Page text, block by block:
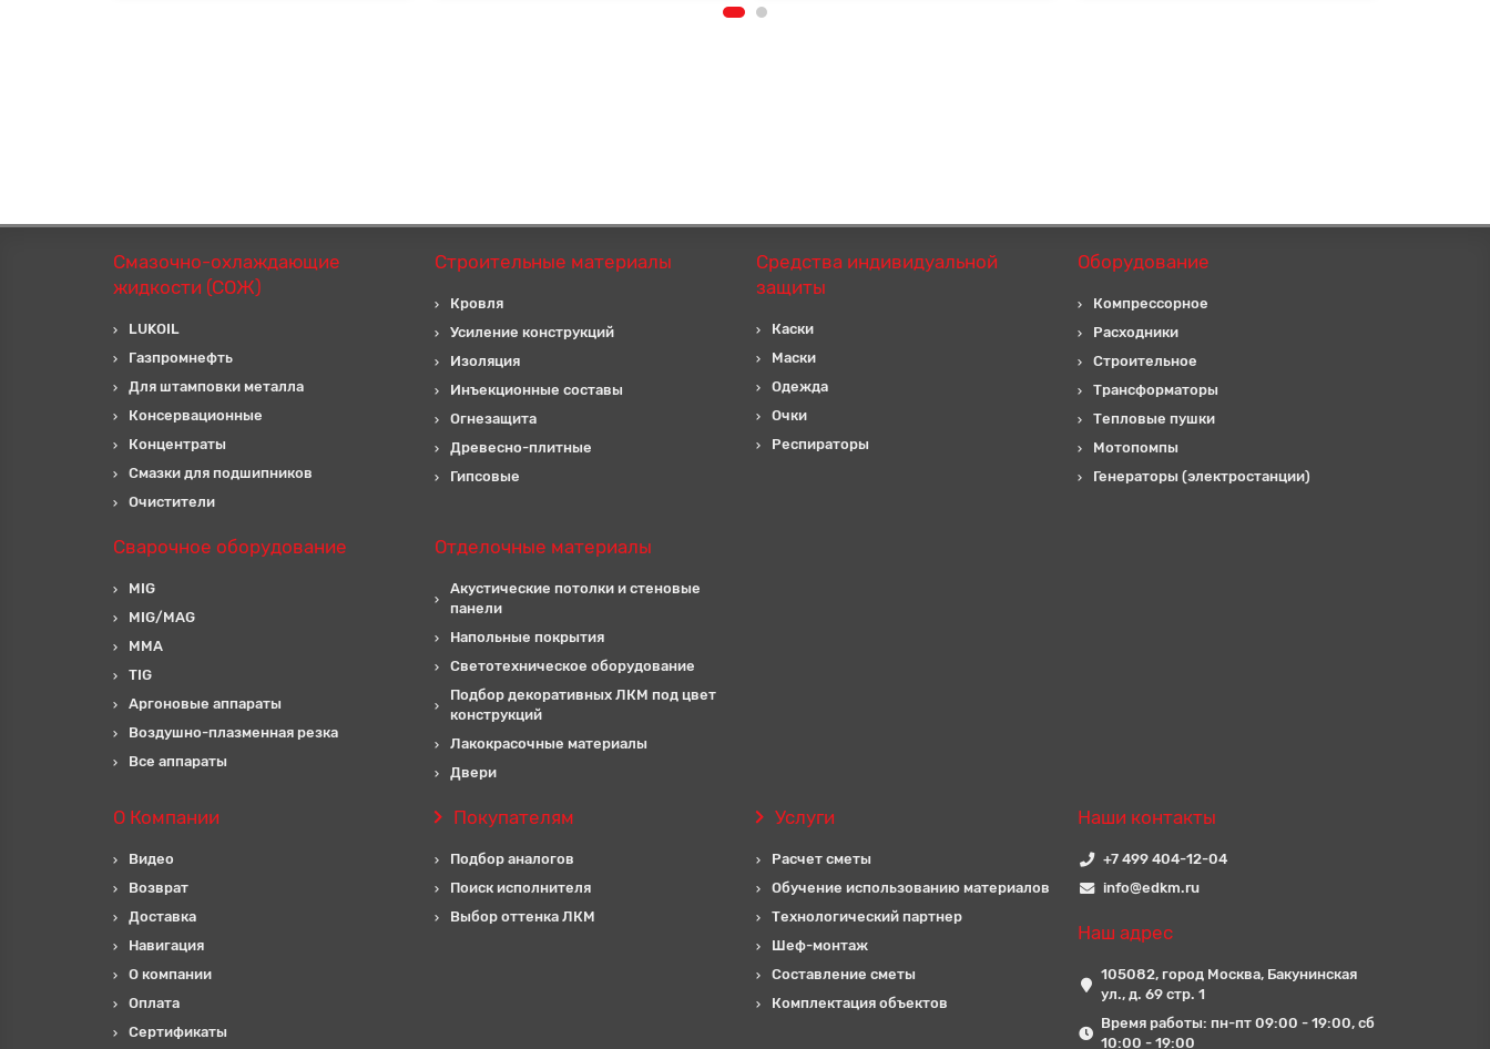
Смазочно-охлаждающие
жидкости (СОЖ)
LUKOIL
Газпромнефть
Для штамповки металла
Консервационные
Концентраты
Смазки для подшипников
Очистители
Строительные материалы
Кровля
Усиление конструкций
Изоляция
Инъекционные составы
Огнезащита
Древесно-плитные
Гипсовые
Средства индивидуальной
защиты
Каски
Маски
Одежда
Очки
Респираторы
Оборудование
Компрессорное
Расходники
Строительное
Трансформаторы
Тепловые пушки
Мотопомпы
Генераторы (электростанции)
Сварочное оборудование
MIG
MIG/MAG
MMA
TIG
Аргоновые аппараты
Воздушно-плазменная резка
Все аппараты
Отделочные материалы
Акустические потолки и стеновые
панели
Напольные покрытия
Светотехническое оборудование
Подбор декоративных ЛКМ под цвет
конструкций
Лакокрасочные материалы
Двери
О Компании
Видео
Возврат
Доставка
Навигация
О компании
Оплата
Сертификаты
Покупателям
Подбор аналогов
Поиск исполнителя
Выбор оттенка ЛКМ
Услуги
Расчет сметы
Обучение использованию материалов
Технологический партнер
Шеф-монтаж
Составление сметы
Комплектация объектов
Наши контакты
+7 499 404-12-04
info@edkm.ru
Наш адрес
105082, город Москва, Бакунинская
ул., д. 69 стр. 1
Время работы: пн-пт 09:00 - 19:00, сб
10:00 - 19:00